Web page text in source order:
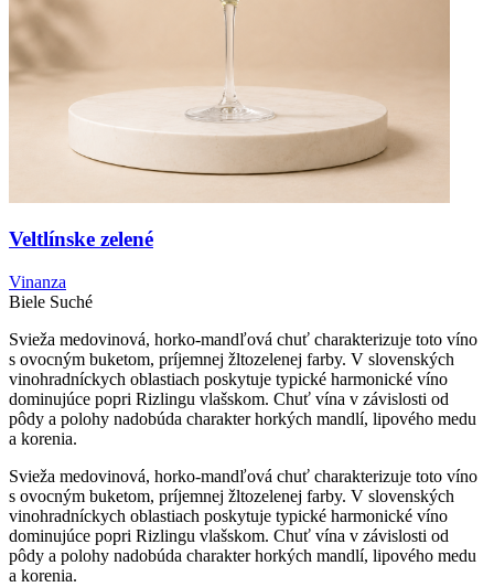
Veltlínske zelené
Vinanza
Biele Suché
Svieža medovinová, horko-mandľová chuť charakterizuje toto víno
s ovocným buketom, príjemnej žltozelenej farby. V slovenských
vinohradníckych oblastiach poskytuje typické harmonické víno
dominujúce popri Rizlingu vlašskom. Chuť vína v závislosti od
pôdy a polohy nadobúda charakter horkých mandlí, lipového medu
a korenia.
Svieža medovinová, horko-mandľová chuť charakterizuje toto víno
s ovocným buketom, príjemnej žltozelenej farby. V slovenských
vinohradníckych oblastiach poskytuje typické harmonické víno
dominujúce popri Rizlingu vlašskom. Chuť vína v závislosti od
pôdy a polohy nadobúda charakter horkých mandlí, lipového medu
a korenia.